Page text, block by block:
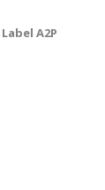
Label A2P